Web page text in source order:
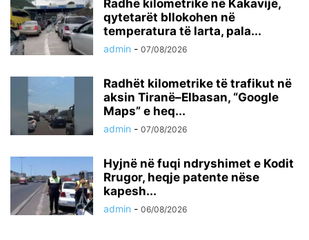
Radhë kilometrike në Kakavijë,
qytetarët bllokohen në
temperatura të larta, pala...
admin - 07/08/2026
Radhët kilometrike të trafikut në
aksin Tiranë–Elbasan, “Google
Maps” e heq...
admin - 07/08/2026
Hyjnë në fuqi ndryshimet e Kodit
Rrugor, heqje patente nëse
kapesh...
admin - 06/08/2026